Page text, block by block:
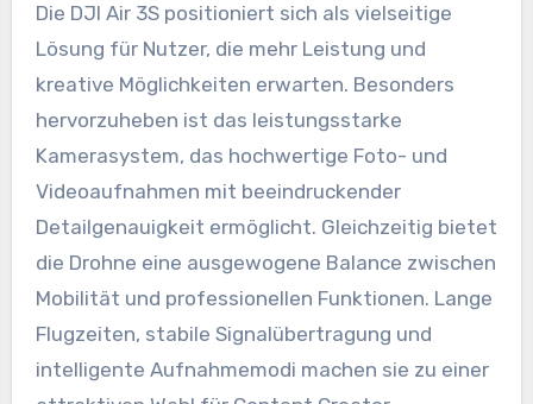
Die DJI Air 3S positioniert sich als vielseitige
Lösung für Nutzer, die mehr Leistung und
kreative Möglichkeiten erwarten. Besonders
hervorzuheben ist das leistungsstarke
Kamerasystem, das hochwertige Foto- und
Videoaufnahmen mit beeindruckender
Detailgenauigkeit ermöglicht. Gleichzeitig bietet
die Drohne eine ausgewogene Balance zwischen
Mobilität und professionellen Funktionen. Lange
Flugzeiten, stabile Signalübertragung und
intelligente Aufnahmemodi machen sie zu einer